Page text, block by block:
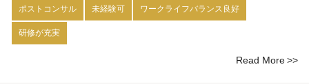
ポストコンサル 未経験可 ワークライフバランス良好
研修が充実
Read More